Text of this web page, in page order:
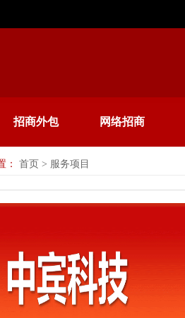
招商外包 网络招商
： 首页 > 服务项目